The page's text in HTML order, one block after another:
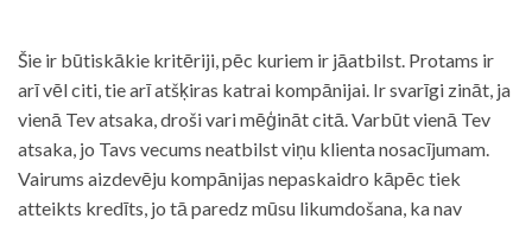
Šie ir būtiskākie kritēriji, pēc kuriem ir jāatbilst. Protams ir
arī vēl citi, tie arī atšķiras katrai kompānijai. Ir svarīgi zināt, ja
vienā Tev atsaka, droši vari mēģināt citā. Varbūt vienā Tev
atsaka, jo Tavs vecums neatbilst viņu klienta nosacījumam.
Vairums aizdevēju kompānijas nepaskaidro kāpēc tiek
atteikts kredīts, jo tā paredz mūsu likumdošana, ka nav